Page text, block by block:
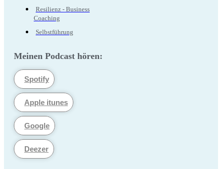
Resilienz - Business
Coaching
Selbstführung
Meinen Podcast hören:
Spotify
Apple itunes
Google
Deezer